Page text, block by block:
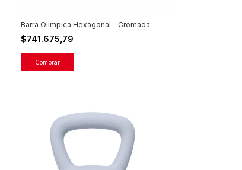
Barra Olimpica Hexagonal - Cromada
$741.675,79